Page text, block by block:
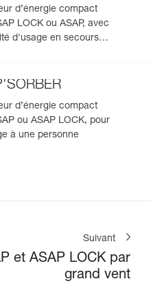
d’énergie compact
LOCK ou ASAP, avec
d'usage en secours
d’énergie compact
ou ASAP LOCK, pour
à une personne
Suivant
et ASAP LOCK par
grand vent